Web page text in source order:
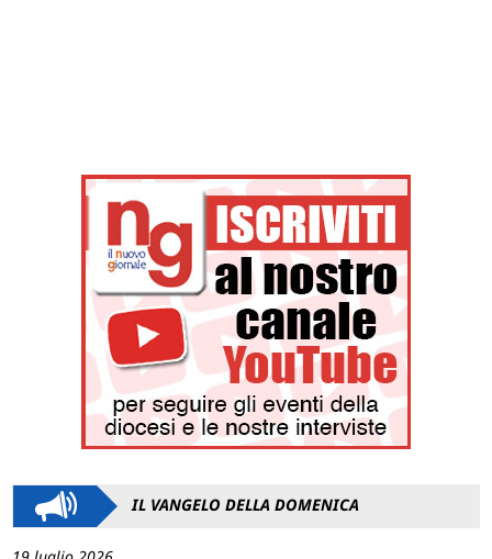
IL VANGELO DELLA DOMENICA